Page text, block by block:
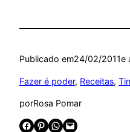
Publicado em24/02/2011e
Fazer é poder, Receitas,
porRosa Pomar
Share on Facebook Share on Pinterest Share on WhatsApp Email this Page